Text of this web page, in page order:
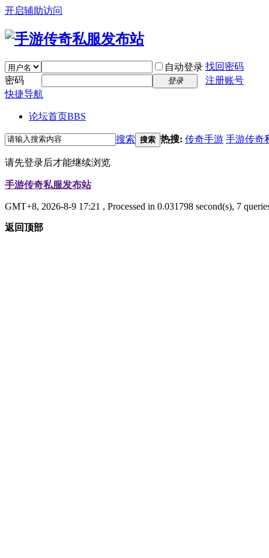
开启辅助访问
自动登录 找回密码
密码
登录
注册账号
快捷导航
论坛首页BBS
搜索 搜索 热搜: 传奇手游 手游传奇
请先登录后才能继续浏览
手游传奇私服发布站
GMT+8, 2026-8-9 17:21 , Processed in 0.031798 second(s), 7
返回顶部